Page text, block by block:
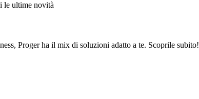
le ultime novità
Proger ha il mix di soluzioni adatto a te. Scoprile subito!